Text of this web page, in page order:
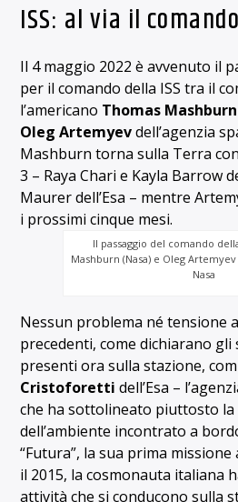
ISS: al via il
Il 4 maggio 2022 è avvenuto il
per il comando della ISS tra il
l’americano Thomas Mashburn
Oleg Artemyevdell’agenzia
Mashburn torna sulla Terra
3 – Raya Chari e Kayla Barrow
Maurer dell’Esa – mentre
i prossimi cinque mesi.
Il passaggio del comando
Mashburn (Nasa) e Oleg
Nasa
Nessun problema né tensione
precedenti, come dichiarano gli
presenti ora sulla stazione,
Cristoforetti dell’Esa –
che ha sottolineato piuttosto la
dell’ambiente incontrato a
“Futura”, la sua prima
il 2015, la cosmonauta italiana
attività che si conducono sulla